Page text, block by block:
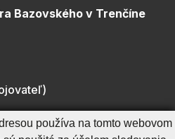
Bazovského v Trenčíne
používa na tomto webovom